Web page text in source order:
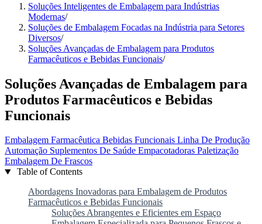
Soluções Inteligentes de Embalagem para Indústrias
Modernas/
Soluções de Embalagem Focadas na Indústria para Setores
Diversos/
Soluções Avançadas de Embalagem para Produtos
Farmacêuticos e Bebidas Funcionais/
Soluções Avançadas de Embalagem para
Produtos Farmacêuticos e Bebidas
Funcionais
Embalagem Farmacêutica Bebidas Funcionais Linha De Produção
Automação Suplementos De Saúde Empacotadoras Paletização
Embalagem De Frascos
Table of Contents
Abordagens Inovadoras para Embalagem de Produtos
Farmacêuticos e Bebidas Funcionais
Soluções Abrangentes e Eficientes em Espaço